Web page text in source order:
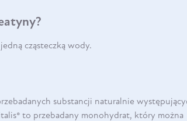
cząsteczką wody.
substancji naturalnie
to przebadany monohydrat, który można